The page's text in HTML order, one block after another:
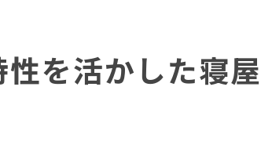
性を活かした寝